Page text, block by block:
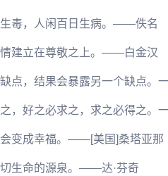
毒，人闲百日生病。——佚名
建立在尊敬之上。——白金汉
点，结果会暴露另一个缺点。
，好之必求之，求之必得之。
变成幸福。——[美国]桑塔亚那
生命的源泉。——达·芬奇